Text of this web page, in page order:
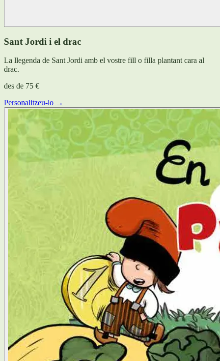
Sant Jordi i el drac
La llegenda de Sant Jordi amb el vostre fill o filla plantant cara al
drac.
des de 75 €
Personalitzeu-lo →